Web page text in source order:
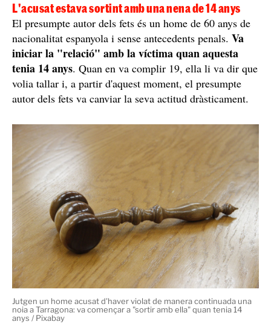
L'acusat estava sortint amb una nena de 14 anys
El presumpte autor dels fets és un home de 60 anys de
nacionalitat espanyola i sense antecedents penals. Va
iniciar la "relació" amb la víctima quan aquesta
tenia 14 anys. Quan en va complir 19, ella li va dir que
volia tallar i, a partir d'aquest moment, el presumpte
autor dels fets va canviar la seva actitud dràsticament.